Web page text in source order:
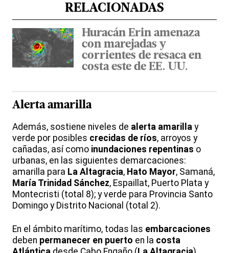
RELACIONADAS
Huracán Erin amenaza
con marejadas y
corrientes de resaca en
costa este de EE. UU.
Alerta amarilla
Además, sostiene niveles de alerta amarilla y
verde por posibles crecidas de ríos, arroyos y
cañadas, así como inundaciones repentinas o
urbanas, en las siguientes demarcaciones:
amarilla para La Altagracia, Hato Mayor, Samaná,
María Trinidad Sánchez, Espaillat, Puerto Plata y
Montecristi (total 8); y verde para Provincia Santo
Domingo y Distrito Nacional (total 2).
En el ámbito marítimo, todas las embarcaciones
deben permanecer en puerto en la costa